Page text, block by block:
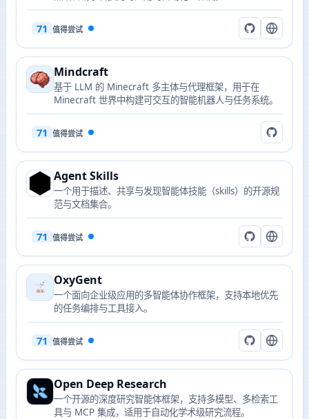
71 值得尝试
Mindcraft
基于 LLM 的 Minecraft 多主体与代理框架，用于在
Minecraft 世界中构建可交互的智能机器人与任务系统。
71 值得尝试
Agent Skills
一个用于描述、共享与发现智能体技能（skills）的开源规
范与文档集合。
71 值得尝试
OxyGent
一个面向企业级应用的多智能体协作框架，支持本地优先
的任务编排与工具接入。
71 值得尝试
Open Deep Research
一个开源的深度研究智能体框架，支持多模型、多检索工
具与 MCP 集成，适用于自动化学术级研究流程。